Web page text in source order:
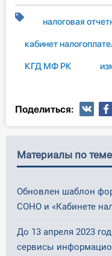
налоговая
кабинет
КГД МФ РК
Поделиться:
Материалы по
Обновлен шаблон
СОНО и «Кабинете
До 13 апреля 2023
сервисы